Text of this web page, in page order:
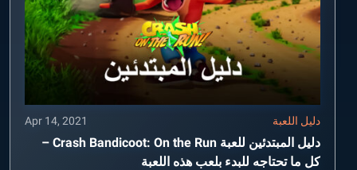
دليل اللعبة Apr 14, 2021
دليل المبتدئين للعبة Crash Bandicoot: On the Run –
كل ما تحتاجه للبدء بلعب هذه اللعبة